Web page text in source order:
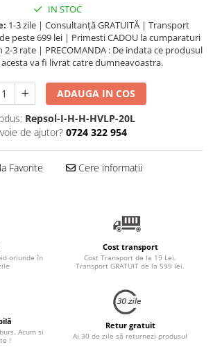
IN STOC
1-3 zile | Consultanță GRATUITĂ | Transport
peste 699 lei | Primesti CADOU la cumparaturi
2-3 rate | PRECOMANDA : De indata ce produsul
va fi livrat catre dumneavoastra.
ADAUGA IN COS
Repsol-I-H-H-HVLP-20L
de ajutor? 0724 322 954
Favorite Cere informatii
oriunde în
Cost transport
Cost Transport de la 19 Lei.
Transport GRATUIT de la 599 lei.
Acum si
!
Retur gratuit
Ai 30 de zile să returnezi produsul